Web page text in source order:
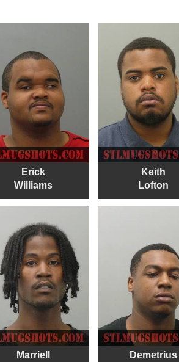
Erick
Williams
Keith
Lofton
Marriell
Demetrius